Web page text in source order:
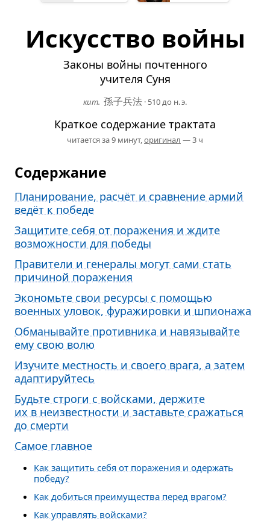
Искусство войны
Законы войны почтенного
учителя Суня
кит. 孫子兵法 · 510 до н. э.
Краткое содержание трактата
читается за 9 минут, оригинал — 3 ч
Содержание
Планирование, расчёт и сравнение армий
ведёт к победе
Защитите себя от поражения и ждите
возможности для победы
Правители и генералы могут сами стать
причиной поражения
Экономьте свои ресурсы с помощью
военных уловок, фуражировки и шпионажа
Обманывайте противника и навязывайте
ему свою волю
Изучите местность и своего врага, а затем
адаптируйтесь
Будьте строги с войсками, держите
их в неизвестности и заставьте сражаться
до смерти
Самое главное
Как защитить себя от поражения и одержать
победу?
Как добиться преимущества перед врагом?
Как управлять войсками?